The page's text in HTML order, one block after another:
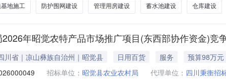
地施工 防护围网建设 管理用房建设 蓄水池建设 仓库建设
年昭觉农特产品市场推广项目(东西部协作资金)竞
川省｜凉山彝族自治州｜昭觉县 日用百货 服务 预算98万元
招标单位： 昭觉县农业农村局 代理单位： 四川秉衡招